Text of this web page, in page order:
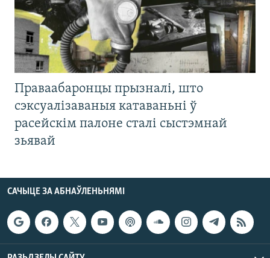
Праваабаронцы прызналі, што
сэксуалізаваныя катаваньні ў
расейскім палоне сталі сыстэмнай
зьявай
САЧЫЦЕ ЗА АБНАЎЛЕНЬНЯМІ